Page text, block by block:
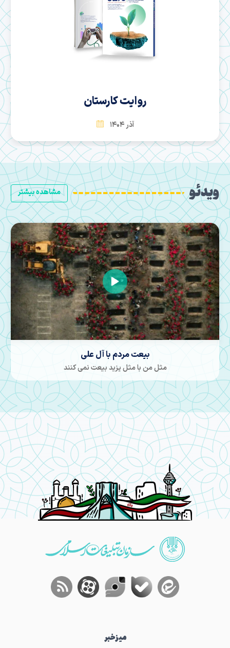
سها
بهمن 1404
مشاهده بیشتر ویدئو
حضور مردمان شیراز در روز های طوفانی
دل های ما گرم به مسیر است
میز‌خبر